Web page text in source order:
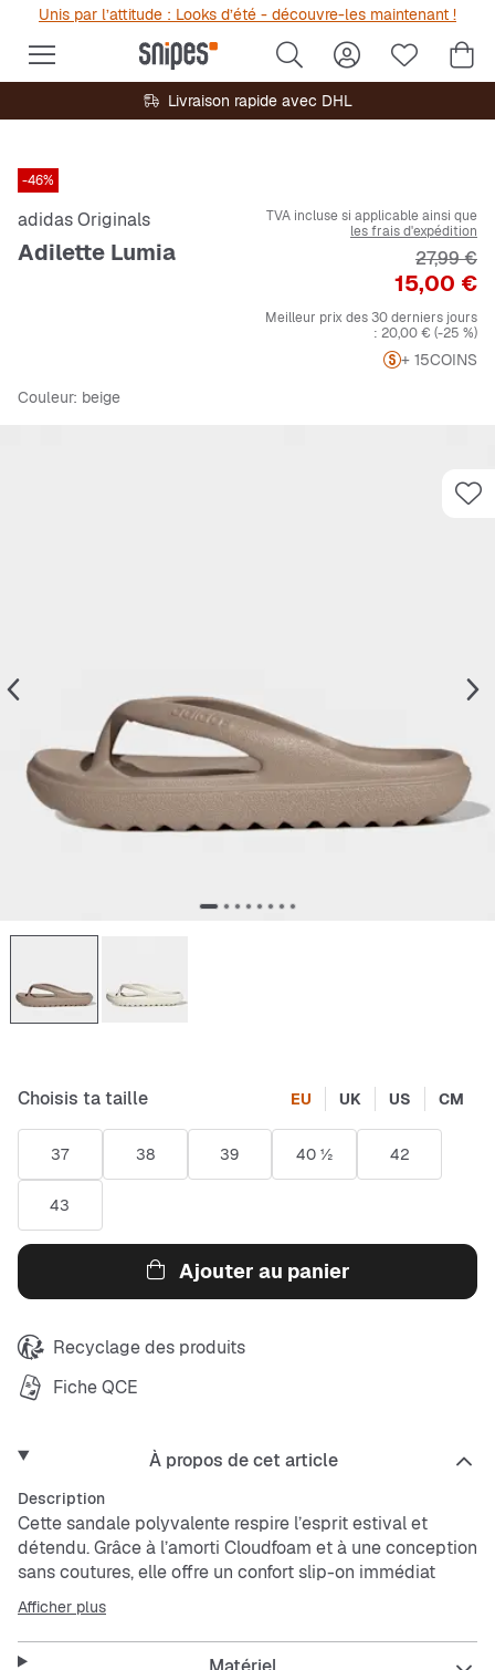
Unis par l’attitude : Looks d’été - découvre-les maintenant !
Livraison rapide avec DHL
-46%
adidas Originals
Adilette Lumia
TVA incluse si applicable ainsi que
les frais d'expédition
Prix
15,00 €
Prix
27,99 €
Meilleur prix des 30 derniers jours
: 20,00 € (-25 %)
+ 15COINS
Couleur: beige
Choisis ta taille EU UK US CM
37 38 39 40 ½ 42
43
Ajouter au panier
Recyclage des produits
Fiche QCE
À propos de cet article
Description
Cette sandale polyvalente respire l’esprit estival et
détendu. Grâce à l’amorti Cloudfoam et à une conception
sans coutures, elle offre un confort slip-on immédiat
dans un design épuré.La semelle Cloudfoam garantit un
confort complet du premier pas à chaque foulée, avec
un amorti ultra-doux et généreux. Moulée par injection
Afficher plus